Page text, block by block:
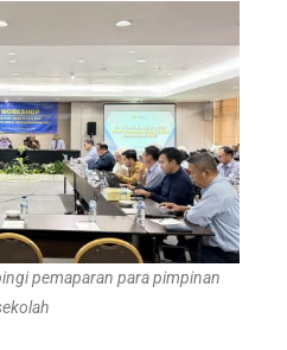
pemaparan para pimpinan